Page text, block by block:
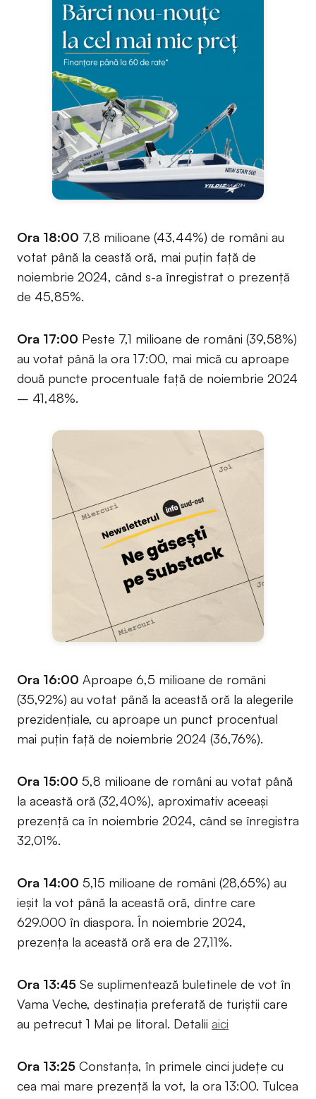
Ora 18:00 7,8 milioane (43,44%) de români au
votat până la ceastă oră, mai puțin față de
noiembrie 2024, când s-a înregistrat o prezență
de 45,85%.
Ora 17:00 Peste 7,1 milioane de români (39,58%)
au votat până la ora 17:00, mai mică cu aproape
două puncte procentuale față de noiembrie 2024
– 41,48%.
Ora 16:00 Aproape 6,5 milioane de români
(35,92%) au votat până la această oră la alegerile
prezidențiale, cu aproape un punct procentual
mai puțin față de noiembrie 2024 (36,76%).
Ora 15:00 5,8 milioane de români au votat până
la această oră (32,40%), aproximativ aceeași
prezență ca în noiembrie 2024, când se înregistra
32,01%.
Ora 14:00 5,15 milioane de români (28,65%) au
ieșit la vot până la această oră, dintre care
629.000 în diaspora. În noiembrie 2024,
prezența la această oră era de 27,11%.
Ora 13:45 Se suplimentează buletinele de vot în
Vama Veche, destinația preferată de turiștii care
au petrecut 1 Mai pe litoral. Detalii aici
Ora 13:25 Constanța, în primele cinci județe cu
cea mai mare prezență la vot, la ora 13:00. Tulcea